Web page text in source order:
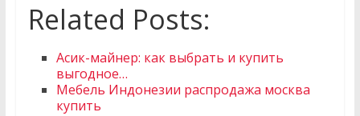
Related Posts:
Асик-майнер: как выбрать и купить
выгодное…
Мебель Индонезии распродажа москва
купить